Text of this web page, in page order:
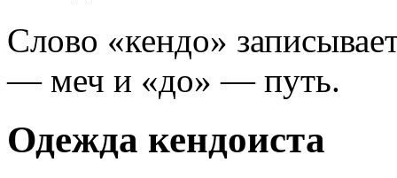
Слово «кендо»
— меч и «до» — путь.
Одежда кендоиста